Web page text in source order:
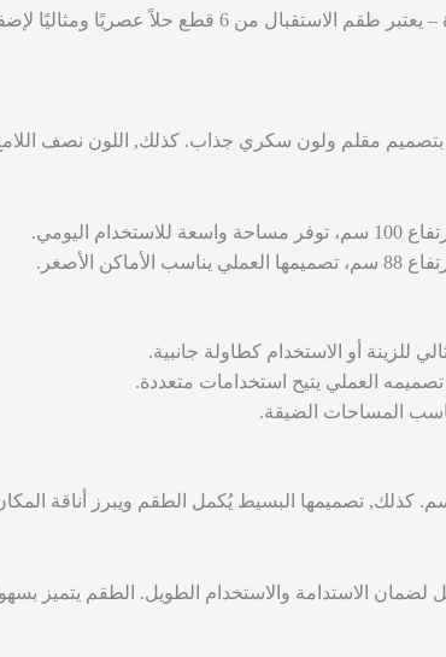
طقم استقبال طاولتين مع ستاندات خدمة وخلفية
بتصميم مقلم ولون سكري جذاب. كذلك, اللون نصف
الاستدامة والاستخدام الطويل. الطقم يتميز